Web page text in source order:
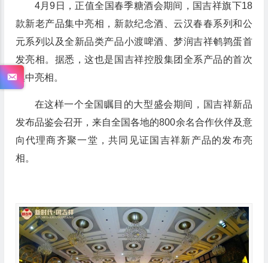
4月9日，正值全国春季糖酒会期间，国吉祥旗下18
款新老产品集中亮相，新款纪念酒、云汉春春系列和公
元系列以及全新品类产品小渡啤酒、梦润吉祥鹌鹑蛋首
发亮相。据悉，这也是国吉祥控股集团全系产品的首次
集中亮相。
在这样一个全国瞩目的大型盛会期间，国吉祥新品
发布品鉴会召开，来自全国各地的800余名合作伙伴及意
向代理商齐聚一堂，共同见证国吉祥新产品的发布亮
相。